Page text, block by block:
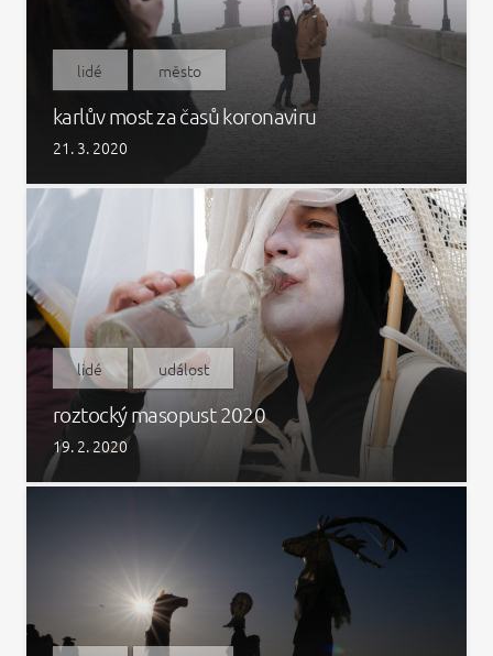
lidé město
karlův most za časů koronaviru
21. 3. 2020
lidé událost
roztocký masopust 2020
19. 2. 2020